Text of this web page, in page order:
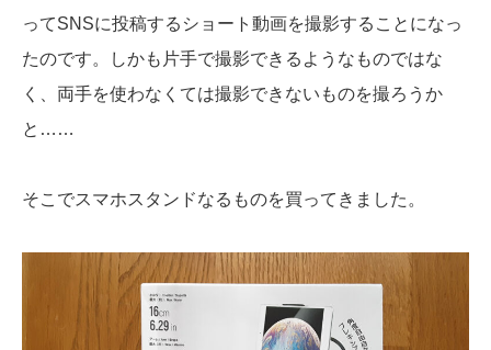
ってSNSに投稿するショート動画を撮影することになっ
たのです。しかも片手で撮影できるようなものではな
く、両手を使わなくては撮影できないものを撮ろうか
と……
そこでスマホスタンドなるものを買ってきました。